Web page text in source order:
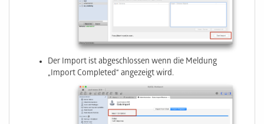
Der Import ist abgeschlossen wenn die Meldung
„Import Completed“ angezeigt wird.